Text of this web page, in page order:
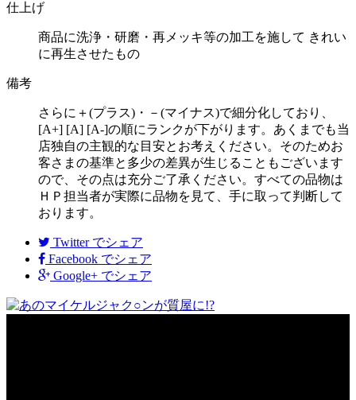
仕上げ
商品に洗浄・研磨・再メッキ等の加工を施して きれい
に再生させたもの
備考
さらに＋(プラス)・－(マイナス)で細分化しており、
[A+] [A] [A-]の順にランクが下がります。あくまでも当
店独自の主観的な目安とお考えください。そのためお
客さまの基準と多少の差異が生じることもございます
ので、その点は充分ご了承ください。すべての品物は
ＨＰ担当者が実際に品物を見て、手に取って判断して
おります。
Twitter でシェア
Facebook でシェア
Google+ でシェア